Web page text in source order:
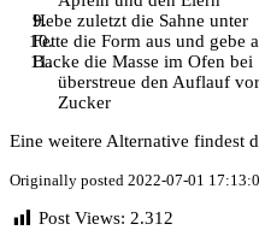
Hebe zuletzt die Sahne unter
Fette die Form aus und gebe
Backe die Masse im Ofen
überstreue den Auflauf
Zucker
Eine weitere Alternative findest
Originally posted 2022-07-01
Post Views: 2.312